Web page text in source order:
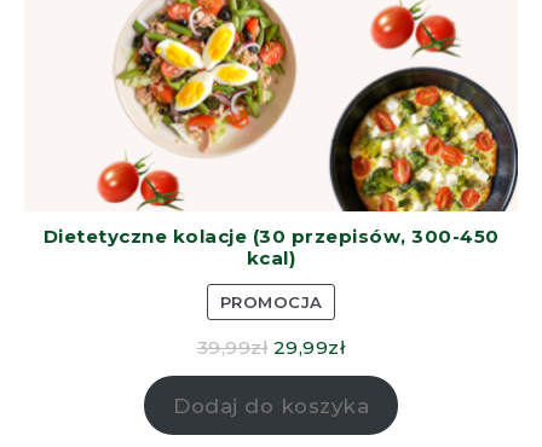
Dietetyczne kolacje (30 przepisów, 300-450
kcal)
PROMOCJA
39,99zł 29,99zł
Dodaj do koszyka